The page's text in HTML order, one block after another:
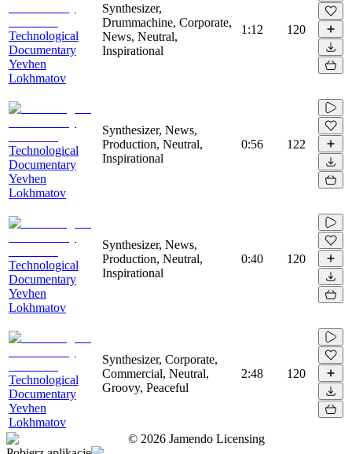
Technological
Documentary
Yevhen
Lokhmatov
Synthesizer,
Drummachine, Corporate,
News, Neutral,
Inspirational
1:12 120
Technological
Documentary
Yevhen
Lokhmatov
Synthesizer, News,
Production, Neutral,
Inspirational
0:56 122
Technological
Documentary
Yevhen
Lokhmatov
Synthesizer, News,
Production, Neutral,
Inspirational
0:40 120
Technological
Documentary
Yevhen
Lokhmatov
Synthesizer, Corporate,
Commercial, Neutral,
Groovy, Peaceful
2:48 120
© 2026 Jamendo Licensing